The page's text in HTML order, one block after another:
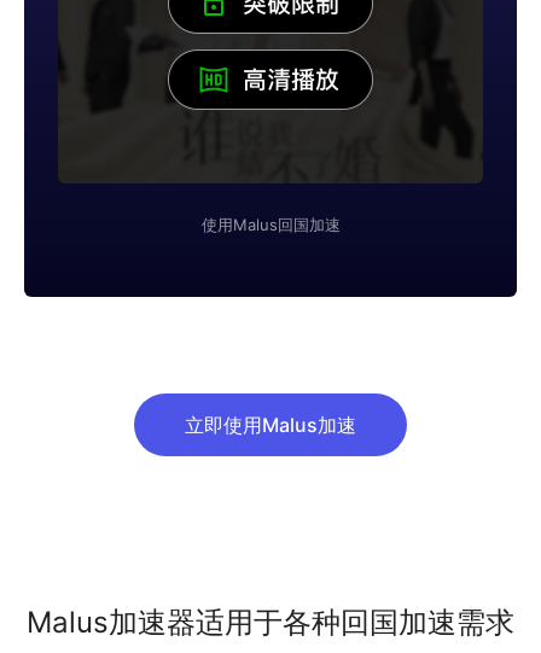
使用Malus回国加速
立即使用Malus加速
Malus加速器适用于各种回国加速需求